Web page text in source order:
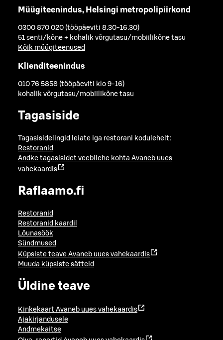
Müügiteenindus, Helsingi metropolipiirkond
0300 870 020 (tööpäeviti 8.30-16.30)
51 senti/kõne + kohalik võrgutasu/mobiilikõne tasu
Kõik müügiteenused
Klienditeenindus
010 76 5858 (tööpäeviti klo 9-16)
kohalik võrgutasu/mobiilikõne tasu
Tagasiside
Tagasisidelingid leiate iga restorani kodulehelt:
Restoranid
Andke tagasisidet veebilehe kohta Avaneb uues
vahekaardis
Raflaamo.fi
Restoranid
Restoranid kaardil
Lõunasöök
Sündmused
Küpsiste teave Avaneb uues vahekaardis
Muuda küpsiste sätteid
Üldine teave
Kinkekaart Avaneb uues vahekaardis
Ajakirjandusele
Andmekaitse